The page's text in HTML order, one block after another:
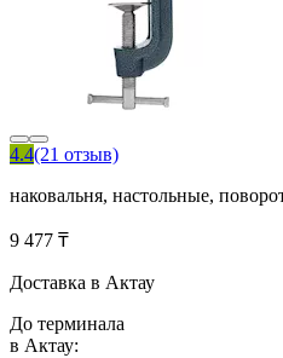
4.4(21 отзыв)
наковальня, настольные,
9 477 ₸
Доставка в Актау
До терминала
в Актау: